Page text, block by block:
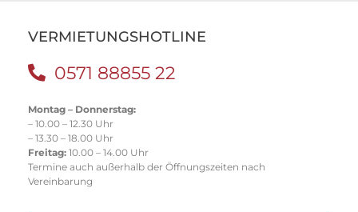
VERMIETUNGSHOTLINE
0571 88855 22
Montag – Donnerstag:
– 10.00 – 12.30 Uhr
– 13.30 – 18.00 Uhr
Freitag: 10.00 – 14.00 Uhr
Termine auch außerhalb der Öffnungszeiten nach
Vereinbarung